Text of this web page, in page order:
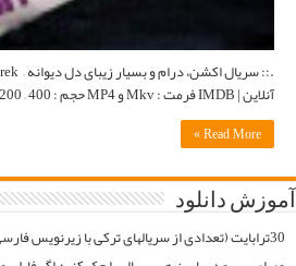
فایلارو گیر آوردیم دوباره آپلود میکنیم. قبل